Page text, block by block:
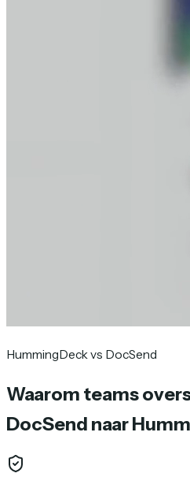
HummingDeck vs DocSend
Waarom teams
DocSend naar